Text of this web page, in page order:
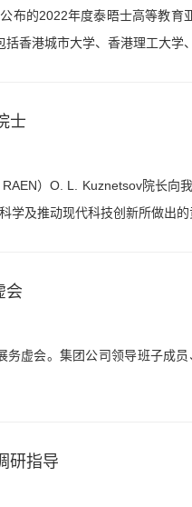
布的2022年度泰晤士高等教
香港城市大学、香港理工大学
士
）O. L. Kuznetsov院长向
学及推动现代科技创新所做出的
会
虚会。集团公司领导班子成
研指导